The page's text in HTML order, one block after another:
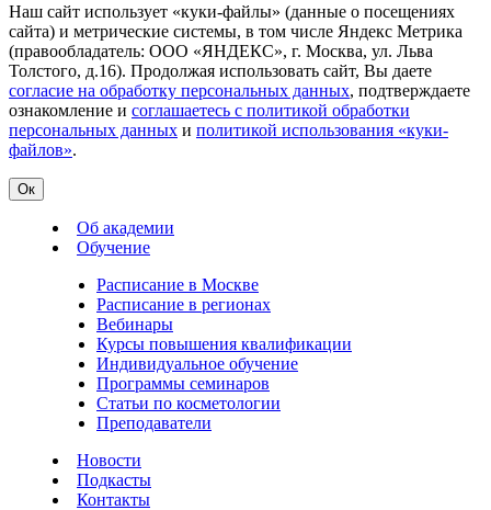
Наш сайт использует «куки-файлы» (данные о посещениях
сайта) и метрические системы, в том числе Яндекс Метрика
(правообладатель: ООО «ЯНДЕКС», г. Москва, ул. Льва
Толстого, д.16). Продолжая использовать сайт, Вы даете
согласие на обработку персональных данных, подтверждаете
ознакомление и соглашаетесь с политикой обработки
персональных данных и политикой использования «куки-
файлов».
Ок
Об академии
Обучение
Расписание в Москве
Расписание в регионах
Вебинары
Курсы повышения квалификации
Индивидуальное обучение
Программы семинаров
Статьи по косметологии
Преподаватели
Новости
Подкасты
Контакты